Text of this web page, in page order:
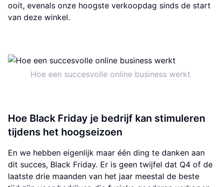
ooit, evenals onze hoogste verkoopdag sinds de start
van deze winkel.
Hoe een succesvolle online business werkt
Hoe Black Friday je bedrijf kan stimuleren
tijdens het hoogseizoen
En we hebben eigenlijk maar één ding te danken aan
dit succes, Black Friday. Er is geen twijfel dat Q4 of de
laatste drie maanden van het jaar meestal de beste